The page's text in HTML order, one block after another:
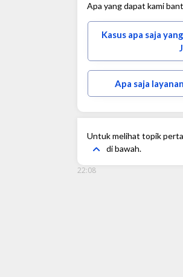
Apa yang dapat kami
Kasus apa saja
Apa saja
Untuk melihat topik
di bawah.
22:08